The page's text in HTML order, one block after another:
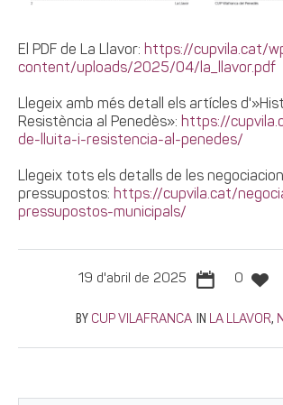
El PDF de La Llavor: https://cupvila.cat/
content/uploads/2025/04/la_llavor.pdf
Llegeix amb més detall els artícles
Resistència al Penedès»: https://
de-lluita-i-resistencia-al-penedes/
Llegeix tots els detalls de les
pressupostos: https://cupvila.cat/
pressupostos-municipals/
19 d'abril de 2025 0
BY CUP VILAFRANCA IN LA LLAVOR,